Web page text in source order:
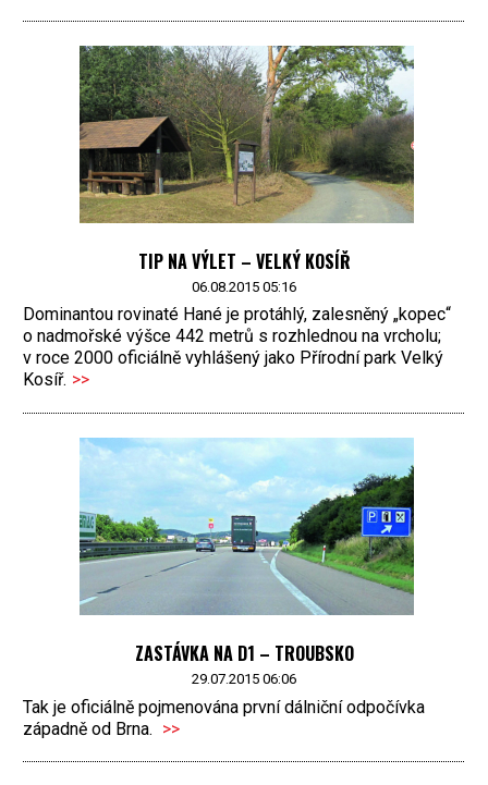
TIP NA VÝLET – VELKÝ KOSÍŘ
06.08.2015 05:16
Dominantou rovinaté Hané je protáhlý, zalesněný „kopec“
o nadmořské výšce 442 metrů s rozhlednou na vrcholu;
v roce 2000 oficiálně vyhlášený jako Přírodní park Velký
Kosíř. >>
ZASTÁVKA NA D1 – TROUBSKO
29.07.2015 06:06
Tak je oficiálně pojmenována první dálniční odpočívka
západně od Brna. >>